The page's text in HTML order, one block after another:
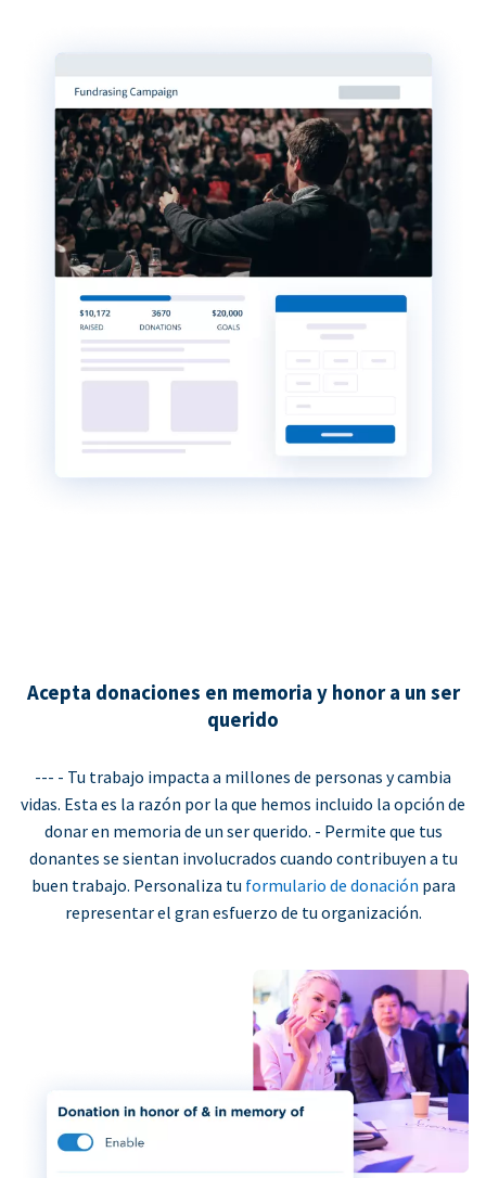
Acepta donaciones en memoria y honor a un ser
querido
--- - Tu trabajo impacta a millones de personas y cambia
vidas. Esta es la razón por la que hemos incluido la opción de
donar en memoria de un ser querido. - Permite que tus
donantes se sientan involucrados cuando contribuyen a tu
buen trabajo. Personaliza tu formulario de donación para
representar el gran esfuerzo de tu organización.